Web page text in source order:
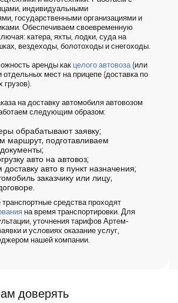
индивидуальными
государственными организациями и
Обеспечиваем своевременную
катера, яхты, лодки, суда на
вездеходы, болотоходы и снегоходы.
аренды как целого автовоза(или
отдельных мест на прицепе (доставка по
грузов).
на доставку автомобиля автовозом
следующим образом:
обрабатывают заявку;
маршрут, подготавливаем
авто на автовоз;
авто в пункт назначения;
заказчику или лицу,
средства проходят
на время транспортировки. Для
уточнения тарифов Артем-
и условиях оказание услуг,
нашей компании.
доверять